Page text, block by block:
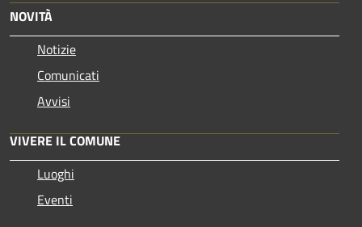
NOVITÀ
Notizie
Comunicati
Avvisi
VIVERE IL COMUNE
Luoghi
Eventi